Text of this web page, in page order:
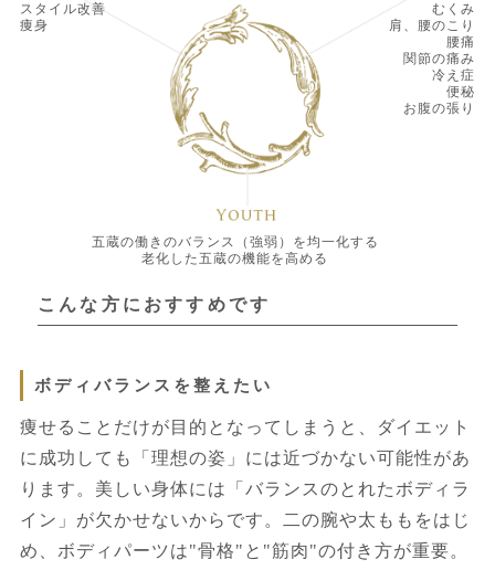
スタイル改善
痩身
むくみ
肩、腰のこり
腰痛
関節の痛み
冷え症
便秘
お腹の張り
五蔵の働きのバランス（強弱）を均一化する
老化した五蔵の機能を高める
こんな方におすすめです
ボディバランスを整えたい
痩せることだけが目的となってしまうと、ダイエット
に成功しても「理想の姿」には近づかない可能性があ
ります。美しい身体には「バランスのとれたボディラ
イン」が欠かせないからです。二の腕や太ももをはじ
め、ボディパーツは"骨格"と"筋肉"の付き方が重要。